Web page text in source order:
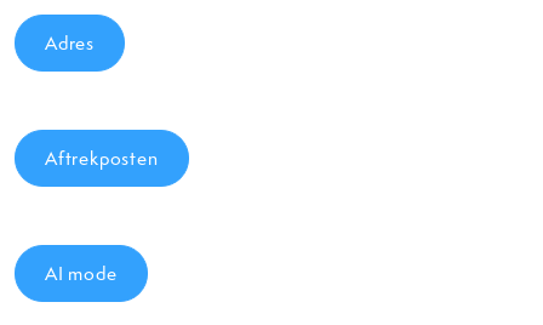
Adres
Aftrekposten
AI mode